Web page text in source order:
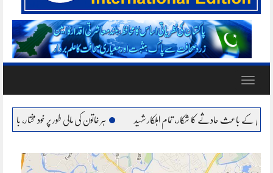
Toggle
کا شکار، تمام اہلکار شہید ہر خاتون کی مالی طور پر خود مختار، بااحتیار بنانا ہمارا عزم :